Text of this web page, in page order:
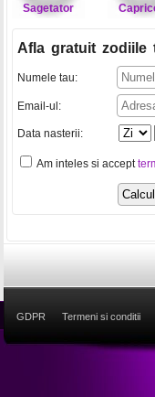
Sagetator
Afla gratuit zodiile
Numele tau:
Email-ul:
Data nasterii:
Am inteles si accept
GDPR Termeni si conditii